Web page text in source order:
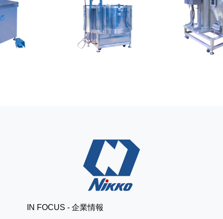
ニッコーブログ
レザークラフトで簡単パ
スケース[道具準備編]
IN FOCUS - 企業情報